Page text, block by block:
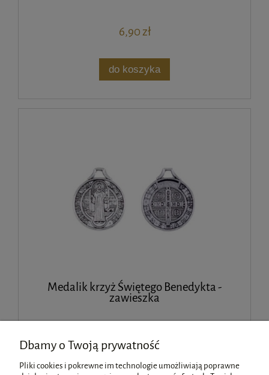
6,90 zł
do koszyka
Medalik krzyż Świętego Benedykta -
zawieszka
Dbamy o Twoją prywatność
Pliki cookies i pokrewne im technologie umożliwiają poprawne